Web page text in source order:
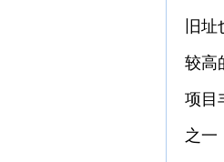
旧
较高
项目
之一